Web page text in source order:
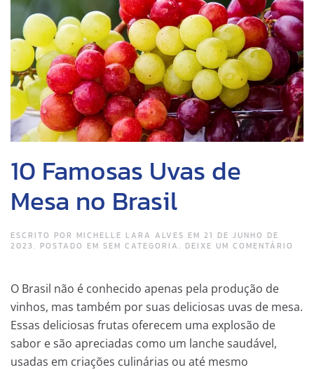
10 Famosas Uvas de
Mesa no Brasil
ESCRITO POR MICHELLE LARA ALVES EM 21 DE JUNHO DE
2023. POSTADO EM SEM CATEGORIA. DEIXE UM COMENTÁRIO
O Brasil não é conhecido apenas pela produção de
vinhos, mas também por suas deliciosas uvas de mesa.
Essas deliciosas frutas oferecem uma explosão de
sabor e são apreciadas como um lanche saudável,
usadas em criações culinárias ou até mesmo